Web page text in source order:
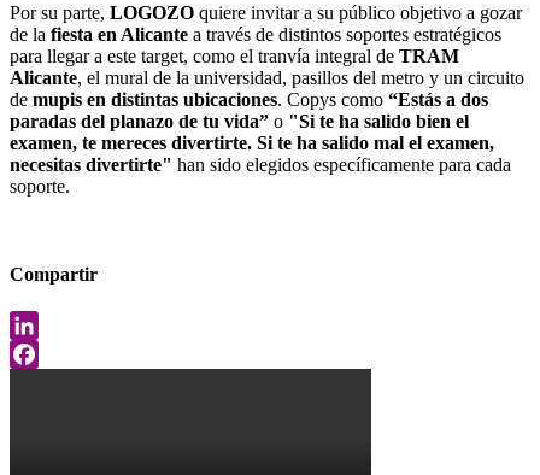
Por su parte, LOGOZO quiere invitar a su público objetivo a gozar
de la fiesta en Alicante a través de distintos soportes estratégicos
para llegar a este target, como el tranvía integral de TRAM
Alicante, el mural de la universidad, pasillos del metro y un circuito
de mupis en distintas ubicaciones. Copys como “Estás a dos
paradas del planazo de tu vida” o "Si te ha salido bien el
examen, te mereces divertirte. Si te ha salido mal el examen,
necesitas divertirte" han sido elegidos específicamente para cada
soporte.
Compartir
LinkedIn